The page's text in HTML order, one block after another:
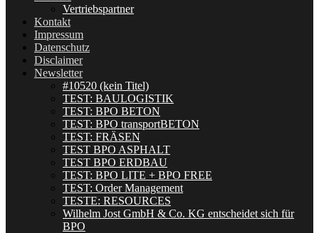
Vertriebspartner
Kontakt
Impressum
Datenschutz
Disclaimer
Newsletter
#10520 (kein Titel)
TEST: BAULOGISTIK
TEST: BPO BETON
TEST: BPO transportBETON
TEST: FRÄSEN
TEST BPO ASPHALT
TEST BPO ERDBAU
TEST: BPO LITE + BPO FREE
TEST: Order Management
TESTE: RESOURCES
Wilhelm Jost GmbH & Co. KG entscheidet sich für
BPO